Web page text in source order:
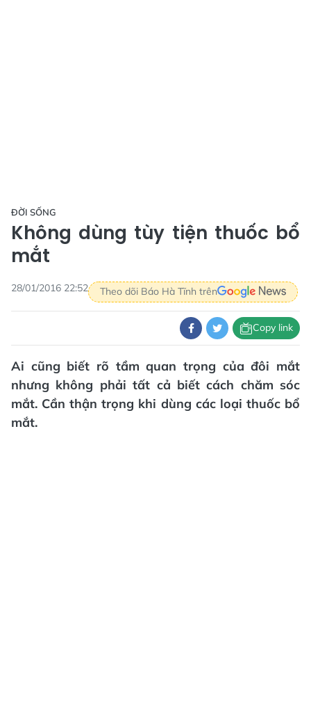
ĐỜI SỐNG
Không dùng tùy tiện thuốc bổ
mắt
28/01/2016 22:52 Theo dõi Báo Hà Tĩnh trên
Copy link
Ai cũng biết rõ tầm quan trọng của đôi mắt
nhưng không phải tất cả biết cách chăm sóc
mắt. Cần thận trọng khi dùng các loại thuốc bổ
mắt.